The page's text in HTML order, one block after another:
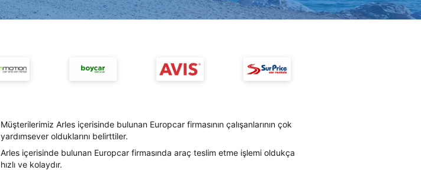
Müşterilerimiz Arles içerisinde bulunan Europcar firmasının çalışanlarının çok
yardımsever olduklarını belirttiler.
Arles içerisinde bulunan Europcar firmasında araç teslim etme işlemi oldukça
hızlı ve kolaydır.